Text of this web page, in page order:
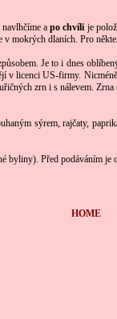
navlhčíme apo chvíli je
dlaních. Pro
Je to i dnes
v licenci US-firmy. Nicméně
zrn i s nálevem.
sýrem, rajčaty,
Před podáváním je
HOME